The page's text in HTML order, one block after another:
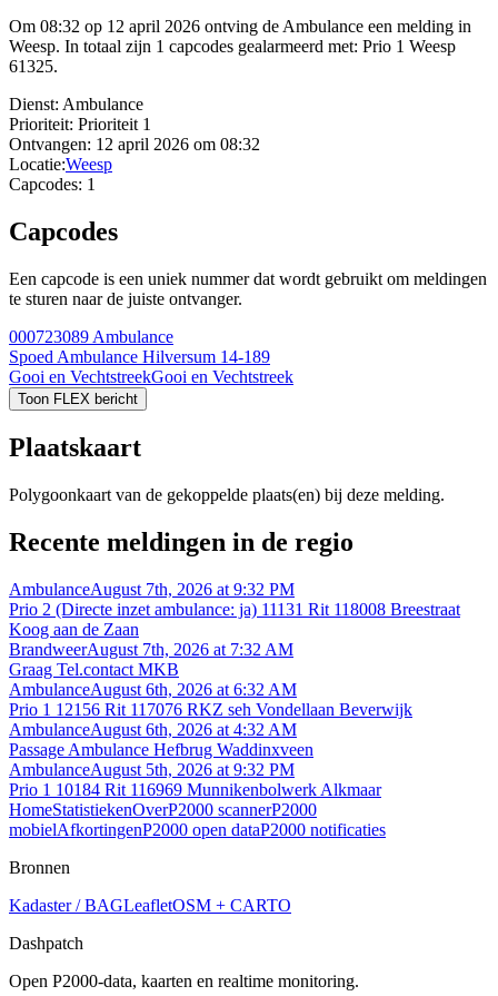
Om 08:32 op 12 april 2026 ontving de Ambulance een melding in
Weesp. In totaal zijn 1 capcodes gealarmeerd met: Prio 1 Weesp
61325.
Dienst: Ambulance
Prioriteit: Prioriteit 1
Ontvangen: 12 april 2026 om 08:32
Locatie:Weesp
Capcodes: 1
Capcodes
Een capcode is een uniek nummer dat wordt gebruikt om meldingen
te sturen naar de juiste ontvanger.
000723089 Ambulance
Spoed Ambulance Hilversum 14-189
Gooi en VechtstreekGooi en Vechtstreek
Toon FLEX bericht
Plaatskaart
Polygoonkaart van de gekoppelde plaats(en) bij deze melding.
Recente meldingen in de regio
AmbulanceAugust 7th, 2026 at 9:32 PM
Prio 2 (Directe inzet ambulance: ja) 11131 Rit 118008 Breestraat
Koog aan de Zaan
BrandweerAugust 7th, 2026 at 7:32 AM
Graag Tel.contact MKB
AmbulanceAugust 6th, 2026 at 6:32 AM
Prio 1 12156 Rit 117076 RKZ seh Vondellaan Beverwijk
AmbulanceAugust 6th, 2026 at 4:32 AM
Passage Ambulance Hefbrug Waddinxveen
AmbulanceAugust 5th, 2026 at 9:32 PM
Prio 1 10184 Rit 116969 Munnikenbolwerk Alkmaar
HomeStatistiekenOverP2000 scannerP2000
mobielAfkortingenP2000 open dataP2000 notificaties
Bronnen
Kadaster / BAGLeafletOSM + CARTO
Dashpatch
Open P2000-data, kaarten en realtime monitoring.